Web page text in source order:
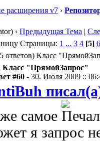
расширения v7 ›
‹ Предыдущая Тема |
Страницы: 1 ... 3 4 [5] 6
Класс
Класс "ПрямойЗапрос"
#60 - 30. Июля 2009 ::
самое
я запрос